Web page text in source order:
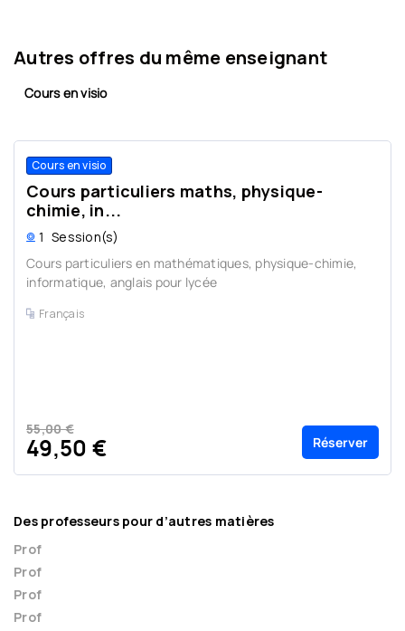
Autres offres du même enseignant
Cours en visio
Cours en visio
Cours particuliers maths, physique-
chimie, in...
1 Session(s)
Cours particuliers en mathématiques, physique-chimie,
informatique, anglais pour lycée
Français
55,00 €
49,50 € Réserver
Des professeurs pour d’autres matières
Prof
Prof
Prof
Prof